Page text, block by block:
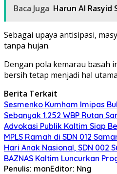
Baca Juga Harun Al
Sebagai upaya antisipasi,
tanpa hujan.
Dengan pola kemarau basah
bersih tetap menjadi hal
Berita Terkait
Sesmenko Kumham Imipas
Sebanyak 1.252 WBP Rutan
Advokasi Publik Kaltim Siap
MPLS Ramah di SDN 012
Hari Anak Nasional, SDN 002
BAZNAS Kaltim Luncurkan
Penulis: manEditor: Nng